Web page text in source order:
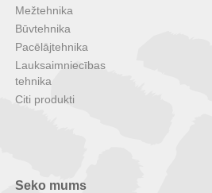
Mežtehnika
Būvtehnika
Pacēlājtehnika
Lauksaimniecības
tehnika
Citi produkti
Seko mums